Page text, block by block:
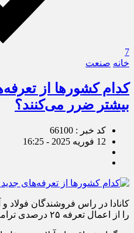
7
خانه صنعت
کدام کشورها از
بیشتر ضرر می‌کنند؟
کد خبر : 66100
12 فوریه 2025 - 16:25
کانادا در راس فروشندگان فولاد
را از اعمال تعرفه ۲۵ درصدی ترامپ خواهد کرد.